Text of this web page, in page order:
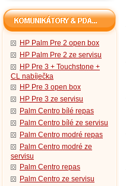
HP Palm Pre 2 open box
HP Palm Pre 2 ze servisu
HP Pre 3 + Touchstone +
CL nabíječka
HP Pre 3 open box
HP Pre 3 ze servisu
Palm Centro bílé repas
Palm Centro bílé ze servisu
Palm Centro modré repas
Palm Centro modré ze
servisu
Palm Centro repas
Palm Centro ze servisu